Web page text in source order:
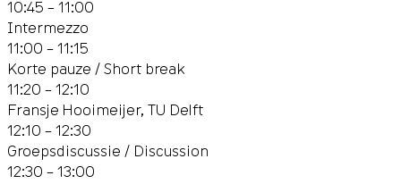
10:45 – 11:00
Intermezzo
11:00 – 11:15
Korte pauze / Short break
11:20 – 12:10
Fransje Hooimeijer, TU Delft
12:10 – 12:30
Groepsdiscussie / Discussion
12:30 – 13:00